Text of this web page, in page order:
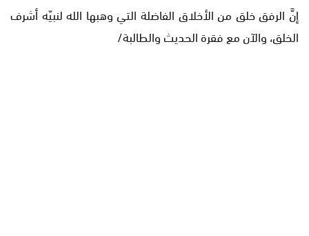
إنَّ الرفق خلق من الأخلاق الفاضلة التي وهبها الله لنبيّه أشرف
الخلق، والآن مع فقرة الحديث والطالبة/